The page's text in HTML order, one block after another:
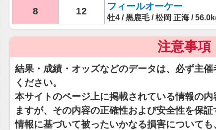
8 12 フィールオーケー
牡4 / 黒鹿毛 / 松岡 正海 /
注意事項
結果・成績・オッズなどのデータは、必ず主
ください。
本サイトのページ上に掲載されている情報の
ますが、その内容の正確性および安全性を保
情報に基づいて被ったいかなる損害について